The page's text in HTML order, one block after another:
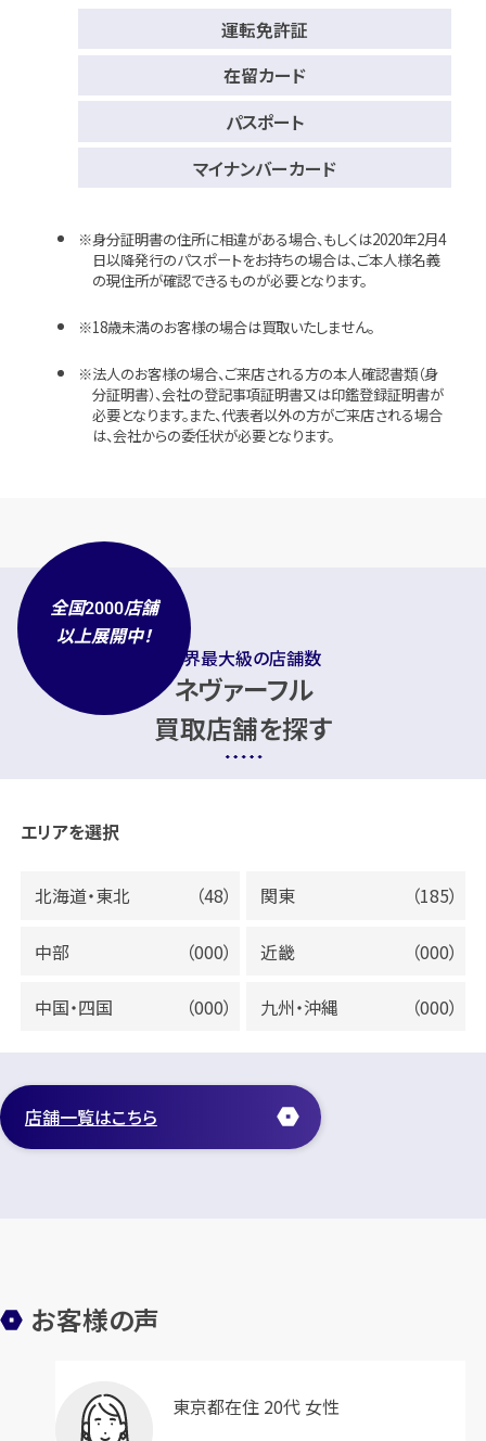
運転免許証
在留カード
パスポート
マイナンバーカード
身分証明書の住所に相違がある場合、もしくは2020年2月4
日以降発行のパスポートをお持ちの場合は、ご本人様名義
の現住所が確認できるものが必要となります。
18歳未満のお客様の場合は買取いたしません。
法人のお客様の場合、ご来店される方の本人確認書類（身
分証明書）、会社の登記事項証明書又は印鑑登録証明書が
必要となります。また、代表者以外の方がご来店される場合
は、会社からの委任状が必要となります。
業界最大級の店舗数
ネヴァーフル
買取店舗を探す
全国2000店舗
以上展開中！
エリアを選択
北海道・東北 （48） 関東 （185）
中部 （000） 近畿 （000）
中国・四国 （000） 九州・沖縄 （000）
店舗一覧はこちら
お客様の声
東京都在住 20代 女性